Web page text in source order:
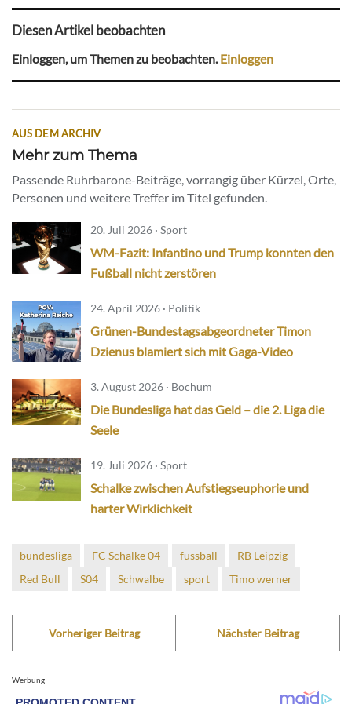
Diesen Artikel beobachten
Einloggen, um Themen zu beobachten.Einloggen
AUS DEM ARCHIV
Mehr zum Thema
Passende Ruhrbarone-Beiträge, vorrangig über Kürzel, Orte,
Personen und weitere Treffer im Titel gefunden.
20. Juli 2026 · Sport
WM-Fazit: Infantino und Trump konnten den
Fußball nicht zerstören
24. April 2026 · Politik
Grünen-Bundestagsabgeordneter Timon
Dzienus blamiert sich mit Gaga-Video
3. August 2026 · Bochum
Die Bundesliga hat das Geld – die 2. Liga die
Seele
19. Juli 2026 · Sport
Schalke zwischen Aufstiegseuphorie und
harter Wirklichkeit
bundesliga FC Schalke 04 fussball
RB Leipzig
Red Bull
S04 Schwalbe sport Timo werner
Vorheriger Beitrag Nächster Beitrag
Werbung